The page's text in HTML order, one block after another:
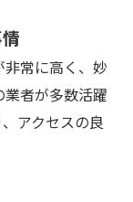
常に高く、妙
者が多数活躍
アクセスの良